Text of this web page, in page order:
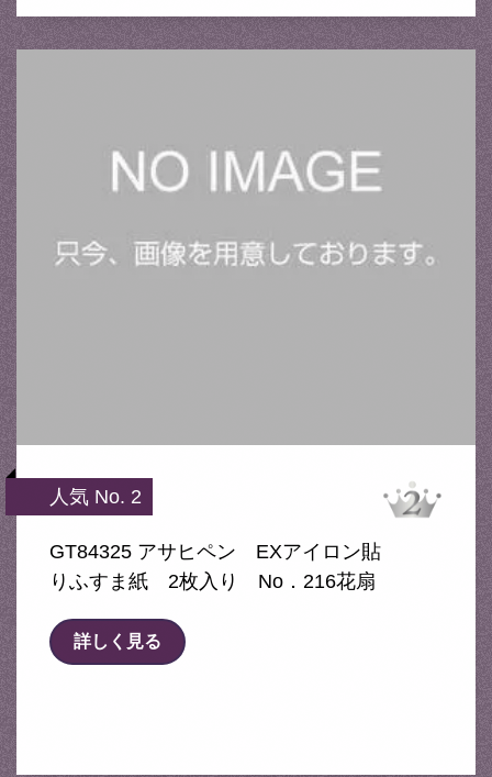
人気 No. 2
GT84325 アサヒペン EXアイロン貼
りふすま紙 2枚入り No．216花扇
詳しく見る